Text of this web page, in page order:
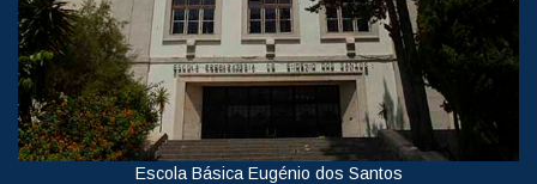
Escola Básica Eugénio dos Santos